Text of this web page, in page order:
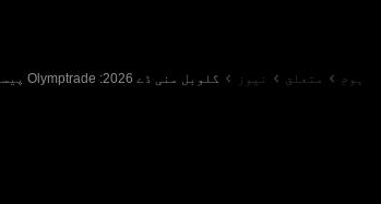
ہوم متعلق نیوز گلوبل منی ڈے 2026: Olymptrade پیسے سے متعلق غلطیوں اور حاصل شدہ اسباق پر حقیقی کہانیاں شیئر کرتا ہے